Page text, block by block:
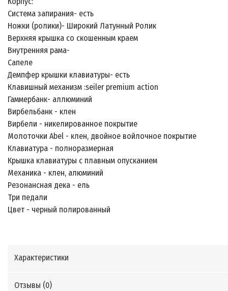
Система запирания- есть
Ножки (ролики)- Широкий Латунный Ролик
Верхняя крышка со скошенным краем
Внутренняя рама-
Сапеле
Демпфер крышки клавиатуры- есть
Клавишный механизм :seiler premium action
Гаммербанк- аллюминий
Вирбельбанк - клен
Вирбели - никелированное покрытие
Молоточки Abel - клен, двойное войлочное покрытие
Клавиатура - полноразмерная
Крышка клавиатуры с плавным опусканием
Механика - клен, алюминий
Резонансная дека - ель
Три педали
Цвет - черный полированный
Характеристики
Отзывы (0)